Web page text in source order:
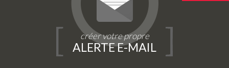
créer votre propre
ALERTE E-MAIL